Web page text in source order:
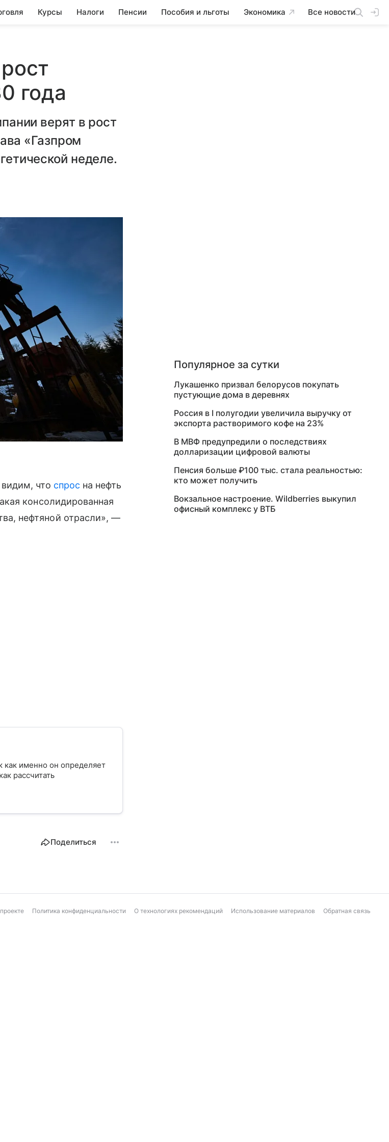
Курсы Налоги Пенсии Пособия и льготы Экономика Все новости
года
верят в рост
«Газпром
неделе.
что спрос на нефть
консолидированная
нефтяной отрасли», —
как именно он определяет
рассчитать
Поделиться
Популярное за сутки
Лукашенко призвал белорусов покупать
пустующие дома в деревнях
Россия в I полугодии увеличила выручку от
экспорта растворимого кофе на 23%
В МВФ предупредили о последствиях
долларизации цифровой валюты
Пенсия больше ₽100 тыс. стала реальностью:
кто может получить
Вокзальное настроение. Wildberries выкупил
офисный комплекс у ВТБ
Политика конфиденциальности О технологиях рекомендаций Использование материалов Обратная связь